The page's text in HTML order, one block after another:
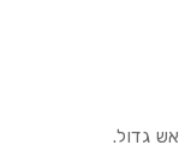
גדול.